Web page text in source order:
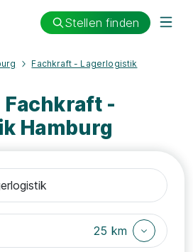
Stellen finden
Fachkraft - Lagerlogistik
-
Hamburg
25 km